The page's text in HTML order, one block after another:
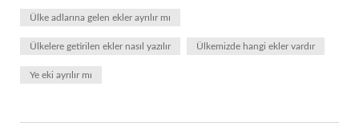
Ülke adlarına gelen ekler ayrılır mı
Ülkelere getirilen ekler nasıl yazılır Ülkemizde hangi ekler vardır
Ye eki ayrılır mı